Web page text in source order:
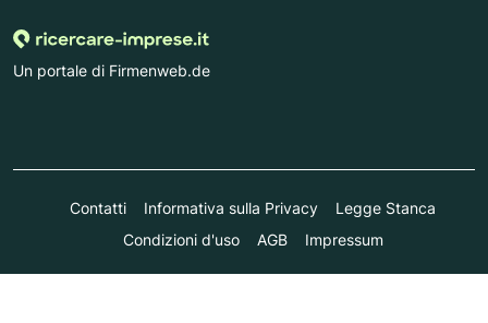
Un portale di Firmenweb.de
Contatti Informativa sulla Privacy
Legge Stanca
Condizioni d'uso
AGB Impressum